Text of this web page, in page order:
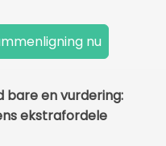
bare en vurdering:
ekstrafordele